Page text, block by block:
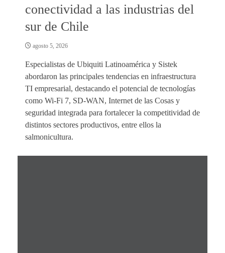
conectividad a las industrias del
sur de Chile
agosto 5, 2026
Especialistas de Ubiquiti Latinoamérica y Sistek
abordaron las principales tendencias en infraestructura
TI empresarial, destacando el potencial de tecnologías
como Wi-Fi 7, SD-WAN, Internet de las Cosas y
seguridad integrada para fortalecer la competitividad de
distintos sectores productivos, entre ellos la
salmonicultura.